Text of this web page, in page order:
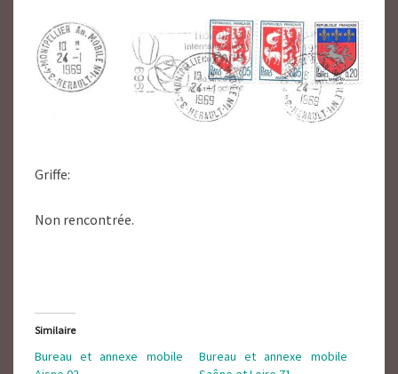
Griffe:
Non rencontrée.
Similaire
Bureau et annexe mobile
Bureau et annexe mobile